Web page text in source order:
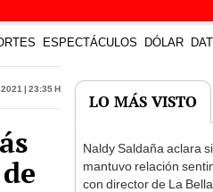
ESPECTÁCULOS DÓLAR
| 23:35 h
LO MÁS VISTO
Naldy Saldaña aclara si
mantuvo relación
con director de La